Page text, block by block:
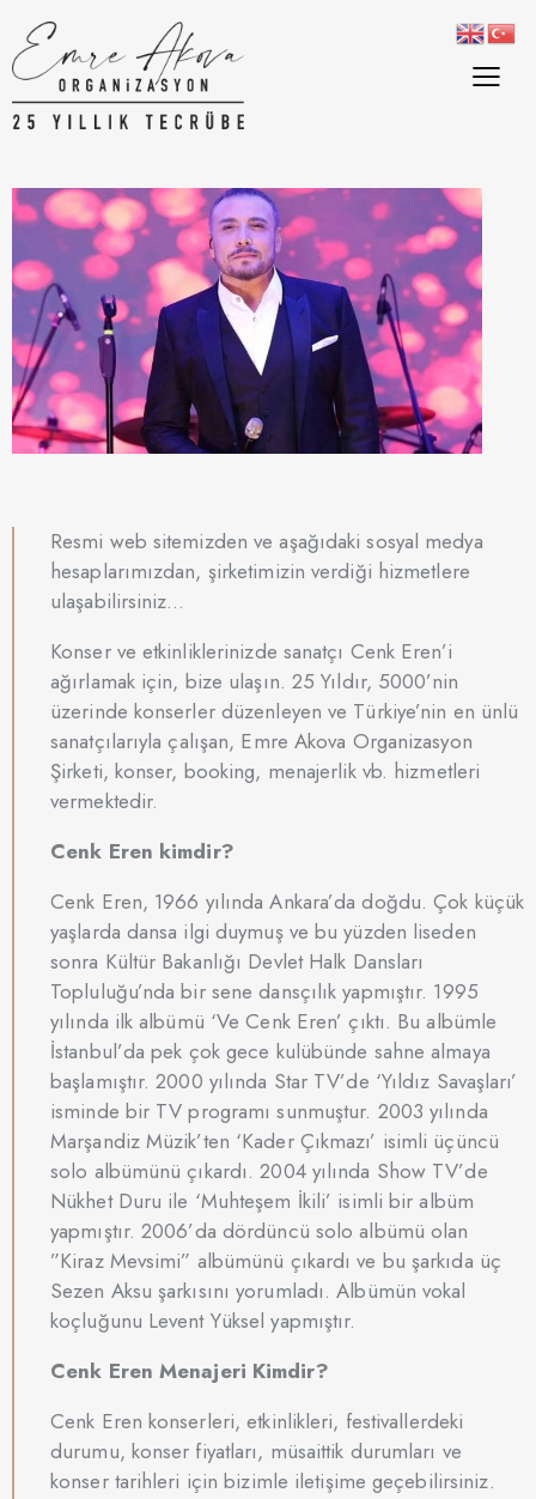
Resmi web sitemizden ve aşağıdaki sosyal medya
hesaplarımızdan, şirketimizin verdiği hizmetlere
ulaşabilirsiniz…
Konser ve etkinliklerinizde sanatçı Cenk Eren’i
ağırlamak için, bize ulaşın. 25 Yıldır, 5000’nin
üzerinde konserler düzenleyen ve Türkiye’nin en ünlü
sanatçılarıyla çalışan, Emre Akova Organizasyon
Şirketi, konser, booking, menajerlik vb. hizmetleri
vermektedir.
Cenk Eren kimdir?
Cenk Eren, 1966 yılında Ankara’da doğdu. Çok küçük
yaşlarda dansa ilgi duymuş ve bu yüzden liseden
sonra Kültür Bakanlığı Devlet Halk Dansları
Topluluğu’nda bir sene dansçılık yapmıştır. 1995
yılında ilk albümü ‘Ve Cenk Eren’ çıktı. Bu albümle
İstanbul’da pek çok gece kulübünde sahne almaya
başlamıştır. 2000 yılında Star TV’de ‘Yıldız Savaşları’
isminde bir TV programı sunmuştur. 2003 yılında
Marşandiz Müzik’ten ‘Kader Çıkmazı’ isimli üçüncü
solo albümünü çıkardı. 2004 yılında Show TV’de
Nükhet Duru ile ‘Muhteşem İkili’ isimli bir albüm
yapmıştır. 2006’da dördüncü solo albümü olan
”Kiraz Mevsimi” albümünü çıkardı ve bu şarkıda üç
Sezen Aksu şarkısını yorumladı. Albümün vokal
koçluğunu Levent Yüksel yapmıştır.
Cenk Eren Menajeri Kimdir?
Cenk Eren konserleri, etkinlikleri, festivallerdeki
durumu, konser fiyatları, müsaittik durumları ve
konser tarihleri için bizimle iletişime geçebilirsiniz.